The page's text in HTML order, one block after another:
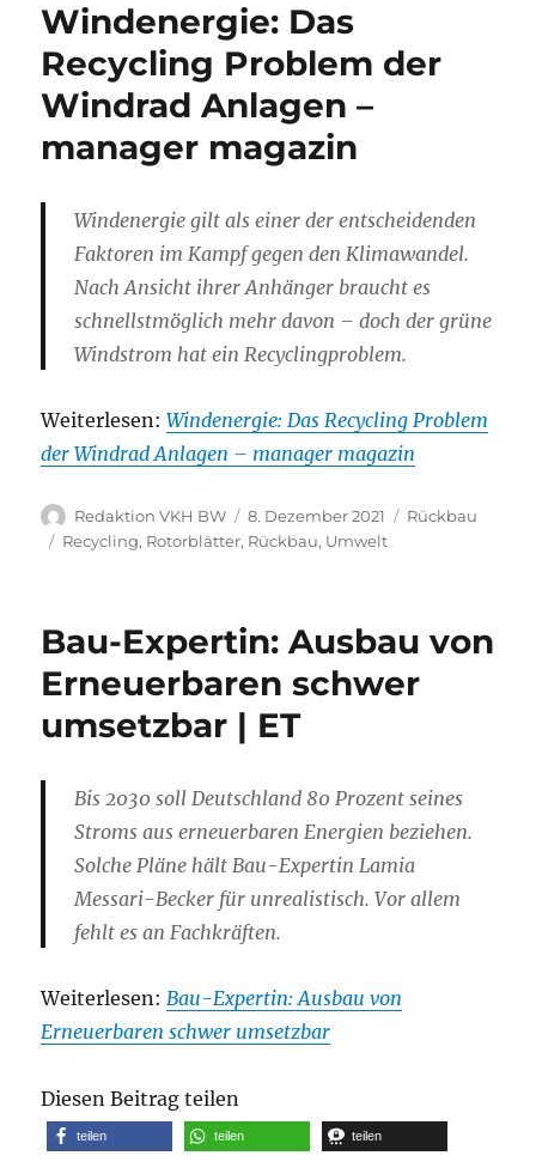
Windenergie: Das
Recycling Problem der
Windrad Anlagen –
manager magazin
Windenergie gilt als einer der entscheidenden
Faktoren im Kampf gegen den Klimawandel.
Nach Ansicht ihrer Anhänger braucht es
schnellstmöglich mehr davon – doch der grüne
Windstrom hat ein Recyclingproblem.
Weiterlesen:Windenergie: Das Recycling Problem
der Windrad Anlagen – manager magazin
Autor
Redaktion VKH BW
Veröffentlicht
am
8. Dezember 2021 Kategorien
Rückbau
Schlagwörter
Recycling, Rotorblätter, Rückbau, Umwelt
Bau-Expertin: Ausbau von
Erneuerbaren schwer
umsetzbar | ET
Bis 2030 soll Deutschland 80 Prozent seines
Stroms aus erneuerbaren Energien beziehen.
Solche Pläne hält Bau-Expertin Lamia
Messari-Becker für unrealistisch. Vor allem
fehlt es an Fachkräften.
Weiterlesen:Bau-Expertin: Ausbau von
Erneuerbaren schwer umsetzbar
Diesen Beitrag teilen
teilen teilen teilen